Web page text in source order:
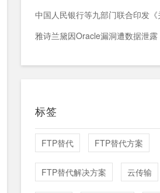
雅诗兰黛因Oracle漏洞遭数据泄露
标签
FTP替代 FTP替代方案
FTP替代解决方案 云传输